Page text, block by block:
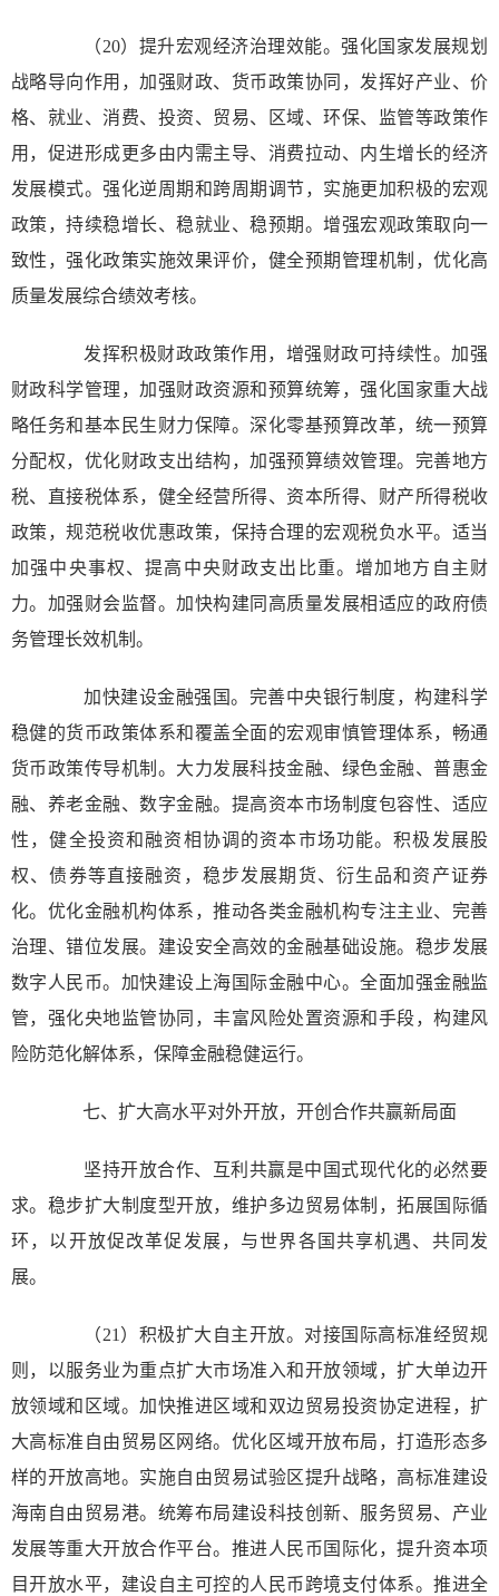
（20）提升宏观经济治理效能。强化国家发展规划
战略导向作用，加强财政、货币政策协同，发挥好产业、价
格、就业、消费、投资、贸易、区域、环保、监管等政策作
用，促进形成更多由内需主导、消费拉动、内生增长的经济
发展模式。强化逆周期和跨周期调节，实施更加积极的宏观
政策，持续稳增长、稳就业、稳预期。增强宏观政策取向一
致性，强化政策实施效果评价，健全预期管理机制，优化高
质量发展综合绩效考核。
发挥积极财政政策作用，增强财政可持续性。加强
财政科学管理，加强财政资源和预算统筹，强化国家重大战
略任务和基本民生财力保障。深化零基预算改革，统一预算
分配权，优化财政支出结构，加强预算绩效管理。完善地方
税、直接税体系，健全经营所得、资本所得、财产所得税收
政策，规范税收优惠政策，保持合理的宏观税负水平。适当
加强中央事权、提高中央财政支出比重。增加地方自主财
力。加强财会监督。加快构建同高质量发展相适应的政府债
务管理长效机制。
加快建设金融强国。完善中央银行制度，构建科学
稳健的货币政策体系和覆盖全面的宏观审慎管理体系，畅通
货币政策传导机制。大力发展科技金融、绿色金融、普惠金
融、养老金融、数字金融。提高资本市场制度包容性、适应
性，健全投资和融资相协调的资本市场功能。积极发展股
权、债券等直接融资，稳步发展期货、衍生品和资产证券
化。优化金融机构体系，推动各类金融机构专注主业、完善
治理、错位发展。建设安全高效的金融基础设施。稳步发展
数字人民币。加快建设上海国际金融中心。全面加强金融监
管，强化央地监管协同，丰富风险处置资源和手段，构建风
险防范化解体系，保障金融稳健运行。
七、扩大高水平对外开放，开创合作共赢新局面
坚持开放合作、互利共赢是中国式现代化的必然要
求。稳步扩大制度型开放，维护多边贸易体制，拓展国际循
环，以开放促改革促发展，与世界各国共享机遇、共同发
展。
（21）积极扩大自主开放。对接国际高标准经贸规
则，以服务业为重点扩大市场准入和开放领域，扩大单边开
放领域和区域。加快推进区域和双边贸易投资协定进程，扩
大高标准自由贸易区网络。优化区域开放布局，打造形态多
样的开放高地。实施自由贸易试验区提升战略，高标准建设
海南自由贸易港。统筹布局建设科技创新、服务贸易、产业
发展等重大开放合作平台。推进人民币国际化，提升资本项
目开放水平，建设自主可控的人民币跨境支付体系。推进全